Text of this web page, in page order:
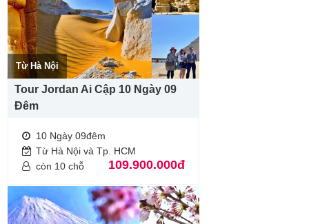
Từ Hà Nội
Tour Jordan Ai Cập 10 Ngày 09
Đêm
10 Ngày 09đêm
Từ Hà Nội và Tp. HCM
còn 10 chỗ
109.900.000đ